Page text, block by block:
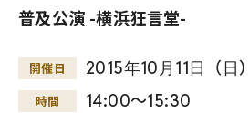
普及公演 -横浜狂言堂-
開催日 2015年10 月 11日 （日）
時間 14:00～15:30